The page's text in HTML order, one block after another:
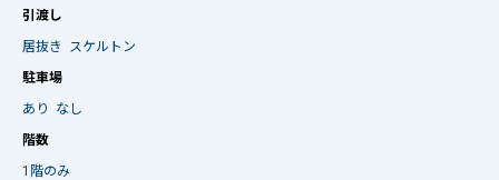
引渡し
居抜き
スケルトン
駐車場
あり
なし
階数
1階のみ